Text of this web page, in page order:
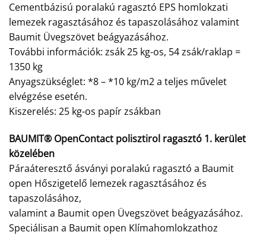
Cementbázisú poralakú ragasztó EPS homlokzati
lemezek ragasztásához és tapaszolásához valamint
Baumit Üvegszövet beágyazásához.
További információk: zsák 25 kg-os, 54 zsák/raklap =
1350 kg
Anyagszükséglet: *8 – *10 kg/m2 a teljes művelet
elvégzése esetén.
Kiszerelés: 25 kg-os papír zsákban
BAUMIT® OpenContact polisztirol ragasztó 1. kerület
közelében
Páraáteresztő ásványi poralakú ragasztó a Baumit
open Hőszigetelő lemezek ragasztásához és
tapaszolásához,
valamint a Baumit open Üvegszövet beágyazásához.
Speciálisan a Baumit open Klímahomlokzathoz